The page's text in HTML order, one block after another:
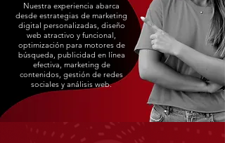
Nuestra experiencia abarca
desde estrategias de marketing
digital personalizadas, diseño
web atractivo y funcional,
optimización para motores de
búsqueda, publicidad en línea
efectiva, marketing de
contenidos, gestión de redes
sociales y análisis web.